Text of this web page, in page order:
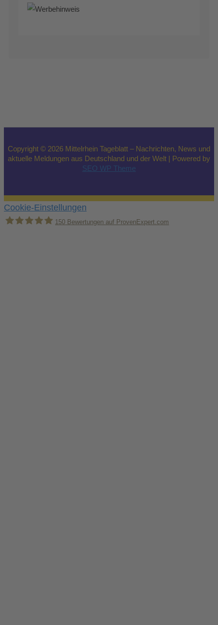
Copyright © 2026 Mittelrhein Tageblatt – Nachrichten, News und
aktuelle Meldungen aus Deutschland und der Welt | Powered by
SEO WP Theme
Cookie-Einstellungen
150 Bewertungen auf ProvenExpert.com